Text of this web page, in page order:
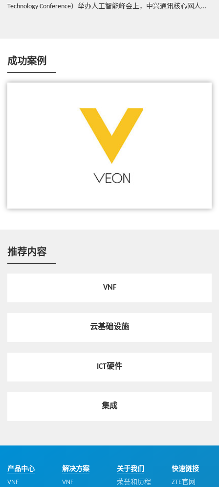
热点技术
电子杂志
5G融合核心网，助运营商重塑核心竞争力
中兴通讯CloudStudio VNFM产品获GlobalData 行业
Technology Conference）举办人工智能峰会上，中兴通讯核心网人...
成功案例
VEON 与ZTE 合作成功商用vEPC
推荐内容
VNF
云基础设施
ICT硬件
集成
产品中心
VNF
解决方案
VNF
关于我们
荣誉和历程
快速链接
ZTE官网